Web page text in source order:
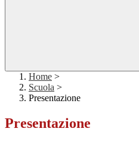
Home >
Scuola >
Presentazione
Presentazione